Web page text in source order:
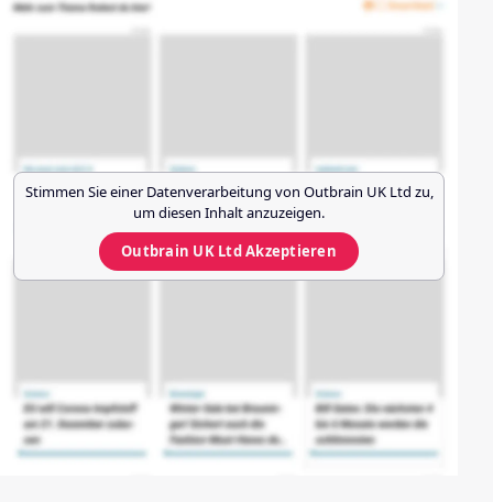
Stimmen Sie einer Datenverarbeitung von Outbrain UK Ltd zu,
um diesen Inhalt anzuzeigen.
Outbrain UK LtdAkzeptieren